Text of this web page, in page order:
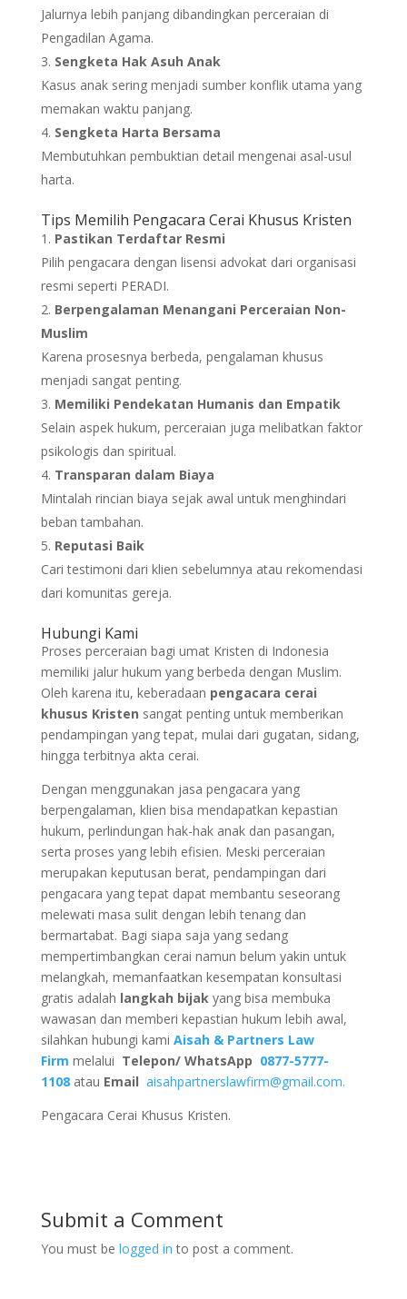
Jalurnya lebih panjang dibandingkan perceraian di
Pengadilan Agama.
Sengketa Hak Asuh Anak
Kasus anak sering menjadi sumber konflik utama yang
memakan waktu panjang.
Sengketa Harta Bersama
Membutuhkan pembuktian detail mengenai asal-usul
harta.
Tips Memilih Pengacara Cerai Khusus Kristen
Pastikan Terdaftar Resmi
Pilih pengacara dengan lisensi advokat dari organisasi
resmi seperti PERADI.
Berpengalaman Menangani Perceraian Non-
Muslim
Karena prosesnya berbeda, pengalaman khusus
menjadi sangat penting.
Memiliki Pendekatan Humanis dan Empatik
Selain aspek hukum, perceraian juga melibatkan faktor
psikologis dan spiritual.
Transparan dalam Biaya
Mintalah rincian biaya sejak awal untuk menghindari
beban tambahan.
Reputasi Baik
Cari testimoni dari klien sebelumnya atau rekomendasi
dari komunitas gereja.
Hubungi Kami
Proses perceraian bagi umat Kristen di Indonesia
memiliki jalur hukum yang berbeda dengan Muslim.
Oleh karena itu, keberadaan pengacara cerai
khusus Kristen sangat penting untuk memberikan
pendampingan yang tepat, mulai dari gugatan, sidang,
hingga terbitnya akta cerai.
Dengan menggunakan jasa pengacara yang
berpengalaman, klien bisa mendapatkan kepastian
hukum, perlindungan hak-hak anak dan pasangan,
serta proses yang lebih efisien. Meski perceraian
merupakan keputusan berat, pendampingan dari
pengacara yang tepat dapat membantu seseorang
melewati masa sulit dengan lebih tenang dan
bermartabat. Bagi siapa saja yang sedang
mempertimbangkan cerai namun belum yakin untuk
melangkah, memanfaatkan kesempatan konsultasi
gratis adalah langkah bijakyang bisa membuka
wawasan dan memberi kepastian hukum lebih awal,
silahkan hubungi kami Aisah & Partners Law
Firm melalui Telepon/ WhatsApp 0877-5777-
1108 atau Email aisahpartnerslawfirm@gmail.com.
Pengacara Cerai Khusus Kristen.
Submit a Comment
You must be logged in to post a comment.